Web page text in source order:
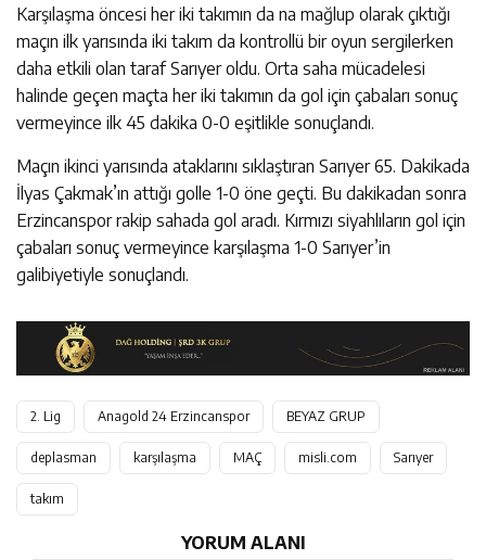
Karşılaşma öncesi her iki takımın da na mağlup olarak çıktığı
maçın ilk yarısında iki takım da kontrollü bir oyun sergilerken
daha etkili olan taraf Sarıyer oldu. Orta saha mücadelesi
halinde geçen maçta her iki takımın da gol için çabaları sonuç
vermeyince ilk 45 dakika 0-0 eşitlikle sonuçlandı.
Maçın ikinci yarısında ataklarını sıklaştıran Sarıyer 65. Dakikada
İlyas Çakmak’ın attığı golle 1-0 öne geçti. Bu dakikadan sonra
Erzincanspor rakip sahada gol aradı. Kırmızı siyahlıların gol için
çabaları sonuç vermeyince karşılaşma 1-0 Sarıyer’in
galibiyetiyle sonuçlandı.
2. Lig Anagold 24 Erzincanspor BEYAZ GRUP
deplasman karşılaşma MAÇ misli.com Sarıyer
takım
YORUM ALANI